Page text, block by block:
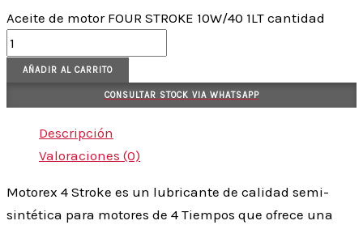
Aceite de motor FOUR STROKE 10W/40 1LT cantidad
AÑADIR AL CARRITO
CONSULTAR STOCK VIA WHATSAPP
Descripción
Valoraciones (0)
Motorex 4 Stroke es un lubricante de calidad semi-
sintética para motores de 4 Tiempos que ofrece una